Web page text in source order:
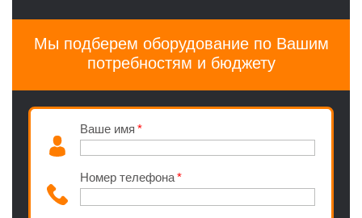
Мы подберем оборудование по Вашим
потребностям и бюджету
Ваше имя
Номер телефона